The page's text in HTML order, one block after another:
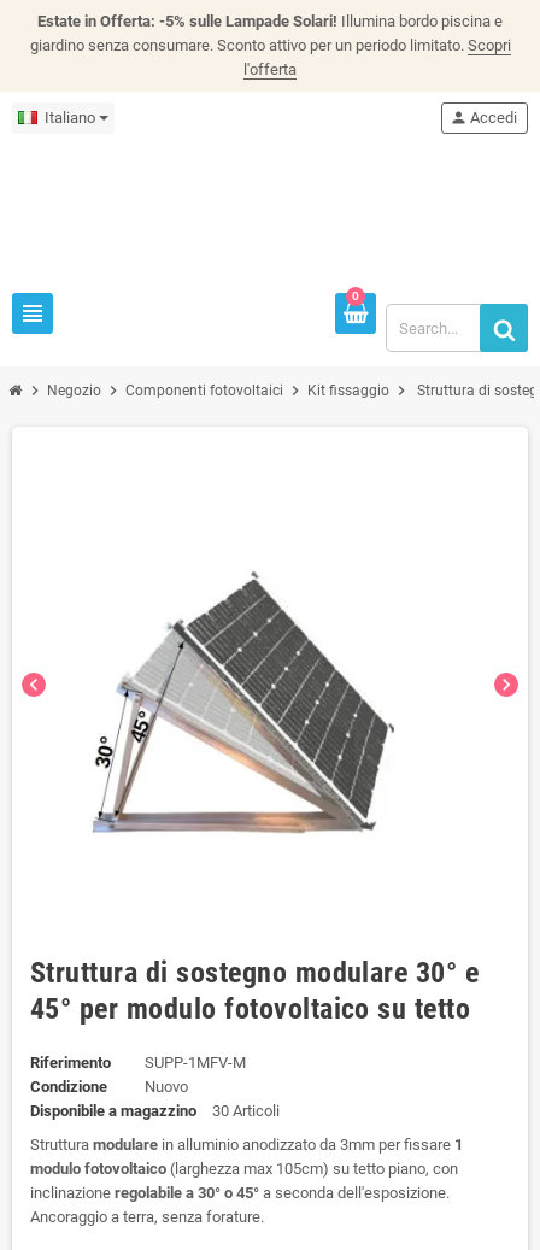
Estate in Offerta: -5% sulle Lampade Solari! Illumina bordo piscina e
giardino senza consumare. Sconto attivo per un periodo limitato. Scopri
l'offerta
Italiano
view_headline
person Accedi
0
chevron_right Negozio chevron_right Componenti fotovoltaici chevron_right Kit fissaggio chevron_right Struttura di
chevron_left chevron_right
Struttura di sostegno modulare 30° e
45° per modulo fotovoltaico su tetto
Riferimento
SUPP-1MFV-M
Condizione
Nuovo
Disponibile a magazzino
30 Articoli
Struttura modulare in alluminio anodizzato da 3mm per fissare 1
modulo fotovoltaico (larghezza max 105cm) su tetto piano, con
inclinazione regolabile a 30° o 45° a seconda dell'esposizione.
Ancoraggio a terra, senza forature.